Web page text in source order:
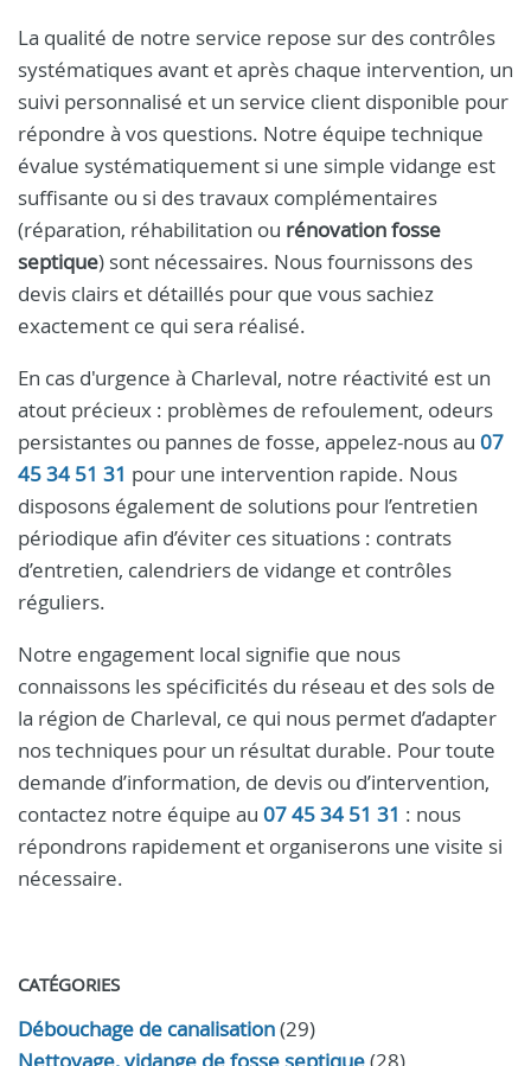
La qualité de notre service repose sur des contrôles
systématiques avant et après chaque intervention, un
suivi personnalisé et un service client disponible pour
répondre à vos questions. Notre équipe technique
évalue systématiquement si une simple vidange est
suffisante ou si des travaux complémentaires
(réparation, réhabilitation ou rénovation fosse
septique) sont nécessaires. Nous fournissons des
devis clairs et détaillés pour que vous sachiez
exactement ce qui sera réalisé.
En cas d'urgence à Charleval, notre réactivité est un
atout précieux : problèmes de refoulement, odeurs
persistantes ou pannes de fosse, appelez-nous au 07
45 34 51 31 pour une intervention rapide. Nous
disposons également de solutions pour l’entretien
périodique afin d’éviter ces situations : contrats
d’entretien, calendriers de vidange et contrôles
réguliers.
Notre engagement local signifie que nous
connaissons les spécificités du réseau et des sols de
la région de Charleval, ce qui nous permet d’adapter
nos techniques pour un résultat durable. Pour toute
demande d’information, de devis ou d’intervention,
contactez notre équipe au 07 45 34 51 31 : nous
répondrons rapidement et organiserons une visite si
nécessaire.
CATÉGORIES
Débouchage de canalisation(29)